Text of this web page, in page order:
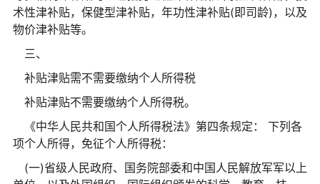
术性津补贴，保健型津补贴，年功性津补贴(即司龄)，以及
物价津补贴等。
三、
补贴津贴需不需要缴纳个人所得税
补贴津贴不需要缴纳个人所得税。
《中华人民共和国个人所得税法》第四条规定： 下列各
项个人所得，免征个人所得税：
(一)省级人民政府、国务院部委和中国人民解放军军以上